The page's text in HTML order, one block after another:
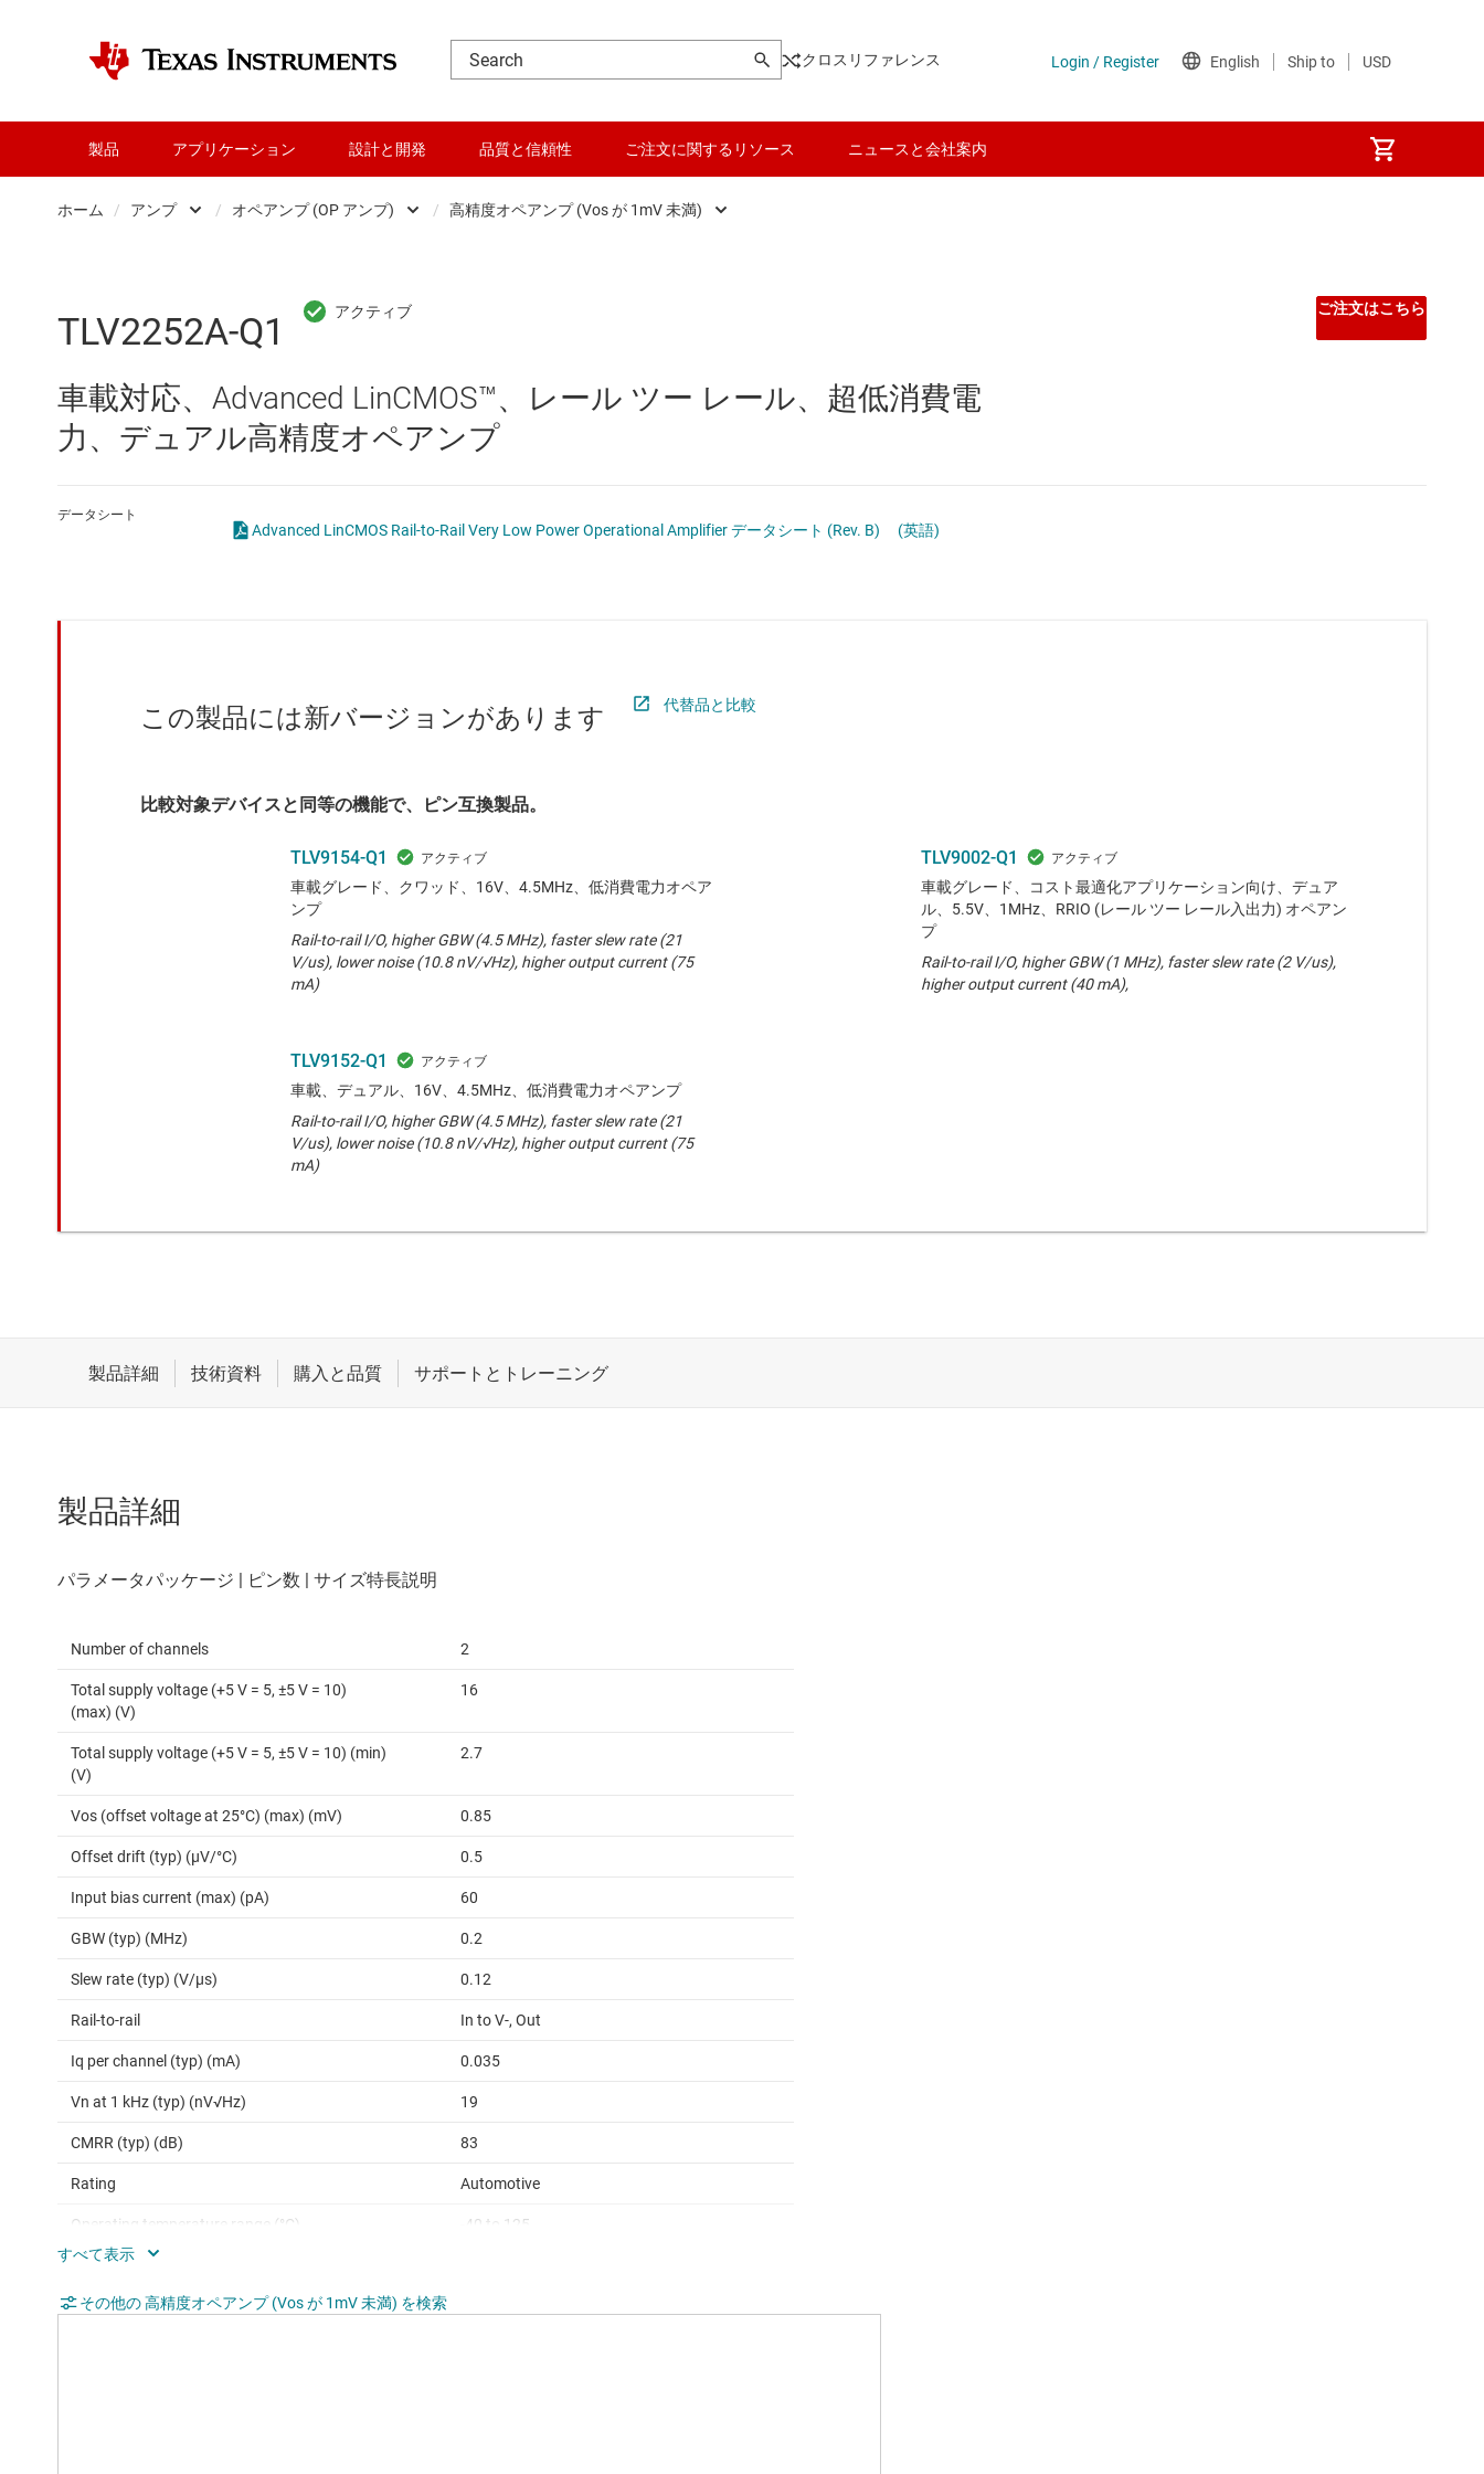
クロスリファレンス
製品 アプリケーション 設計と開発 品質と信頼性 ご注文に関するリソース ニュースと会社案内
ホーム / アンプ
RF とマイクロ波
インターフェイス
オーディオ、ハプティクス、およびピエゾ
マイコン (MCU) / プロセッサ
/ オペアンプ (OP アンプ)
オペアンプ (OP アンプ)
スペシャル ファンクション アンプ
プログラマブル / 可変ゲイン アンプ (PGA/VGA)
/ 高精度オペアンプ (Vos が 1mV 未満)
高精度オペアンプ (Vos が 1mV 未満)
TLV2252A-Q1
車載対応、Advanced LinCMOS™、レール ツー レール、超低消費電
力、デュアル高精度オペアンプ
ご注文はこちら
データシート
Advanced LinCMOS Rail-to-Rail Very Low Power Operational Amplifier データシート (Rev. B) (英語)
この製品には新バージョンがあります 代替品と比較
比較対象デバイスと同等の機能で、ピン互換製品。
TLV9154-Q1
車載グレード、クワッド、16V、4.5MHz、低消費電力オペア
ンプ
Rail-to-rail I/O, higher GBW (4.5 MHz), faster slew rate (21
V/us), lower noise (10.8 nV/√Hz), higher output current (75
mA)
TLV9002-Q1
車載グレード、コスト最適化アプリケーション向け、デュア
ル、5.5V、1MHz、RRIO (レール ツー レール入出力) オペアン
プ
Rail-to-rail I/O, higher GBW (1 MHz), faster slew rate (2 V/us),
higher output current (40 mA),
TLV9152-Q1
車載、デュアル、16V、4.5MHz、低消費電力オペアンプ
Rail-to-rail I/O, higher GBW (4.5 MHz), faster slew rate (21
V/us), lower noise (10.8 nV/√Hz), higher output current (75
mA)
製品詳細
Number of channels 2
Total supply voltage (+5 V = 5, ±5 V = 10)
(max) (V)
16
Total supply voltage (+5 V = 5, ±5 V = 10) (min)
(V)
2.7
Vos (offset voltage at 25°C) (max) (mV) 0.85
Offset drift (typ) (µV/°C) 0.5
Input bias current (max) (pA) 60
GBW (typ) (MHz) 0.2
Slew rate (typ) (V/µs) 0.12
Rail-to-rail In to V-, Out
Iq per channel (typ) (mA) 0.035
Vn at 1 kHz (typ) (nV√Hz) 19
CMRR (typ) (dB) 83
Rating Automotive
Operating temperature range (°C) -40 to 125
Iout (typ) (A)
Architecture
その他の 高精度オペアンプ (Vos が 1mV 未満) を検索